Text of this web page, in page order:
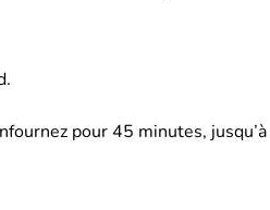
pour 45 minutes, jusqu’à